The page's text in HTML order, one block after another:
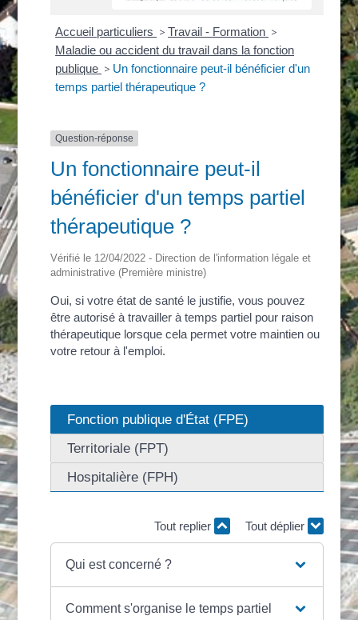
Accueil particuliers > Travail - Formation >
Maladie ou accident du travail dans la fonction
publique > Un fonctionnaire peut-il bénéficier d'un
temps partiel thérapeutique ?
Question-réponse
Un fonctionnaire peut-il
bénéficier d'un temps partiel
thérapeutique ?
Vérifié le 12/04/2022 - Direction de l'information légale et
administrative (Première ministre)
Oui, si votre état de santé le justifie, vous pouvez
être autorisé à travailler à temps partiel pour raison
thérapeutique lorsque cela permet votre maintien ou
votre retour à l'emploi.
Fonction publique d'État (FPE)
Territoriale (FPT)
Hospitalière (FPH)
Tout replier Tout déplier
Qui est concerné ?
Comment s'organise le temps partiel